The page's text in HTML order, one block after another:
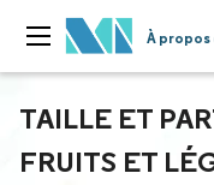
À
TAILLE ET
FRUITS ET